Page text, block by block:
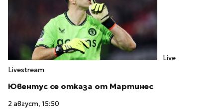
Live
Livestream
Ювентус се отказа от Мартинес
2 август, 15:50